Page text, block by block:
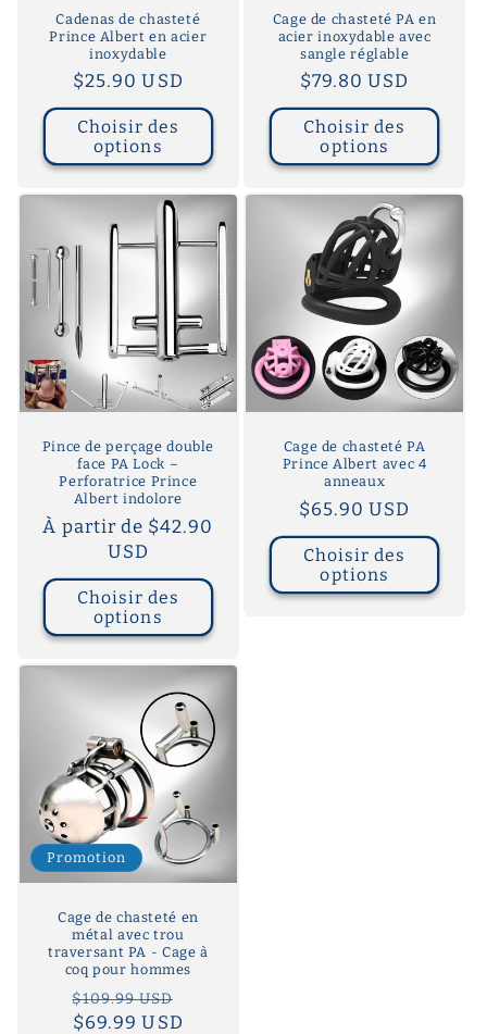
Cadenas de chasteté
Prince Albert en acier
inoxydable
Prix
habituel
$25.90 USD
Choisir des
options
Cage de chasteté PA en
acier inoxydable avec
sangle réglable
Prix
habituel
$79.80 USD
Choisir des
options
Pince de perçage double
face PA Lock –
Perforatrice Prince
Albert indolore
Prix
habituel
À partir de $42.90
USD
Choisir des
options
Cage de chasteté PA
Prince Albert avec 4
anneaux
Prix
habituel
$65.90 USD
Choisir des
options
Promotion
Cage de chasteté en
métal avec trou
traversant PA - Cage à
coq pour hommes
Prix
habituel
$109.99 USD
$69.99 USD